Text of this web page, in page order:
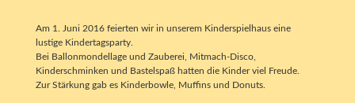
Am 1. Juni 2016 feierten wir in unserem Kinderspielhaus eine
lustige Kindertagsparty.
Bei Ballonmondellage und Zauberei, Mitmach-Disco,
Kinderschminken und Bastelspaß hatten die Kinder viel Freude.
Zur Stärkung gab es Kinderbowle, Muffins und Donuts.